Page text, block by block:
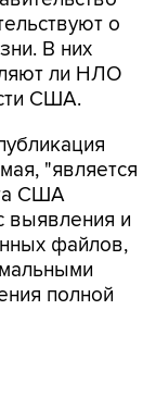
ли НЛО
США.
США
выявления и
файлов,
полной